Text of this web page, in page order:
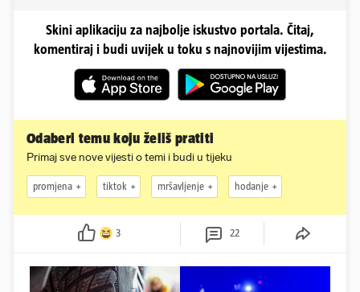
Skini aplikaciju za najbolje iskustvo portala. Čitaj,
komentiraj i budi uvijek u toku s najnovijim vijestima.
Odaberi temu koju želiš pratiti
Primaj sve nove vijesti o temi i budi u tijeku
promjena tiktok mršavljenje hodanje
3 22